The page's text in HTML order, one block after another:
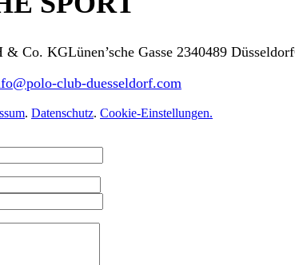
& Co. KGLünen’sche Gasse 2340489 Düsseldorf
club-duesseldorf.com
. Datenschutz. Cookie-Einstellungen.